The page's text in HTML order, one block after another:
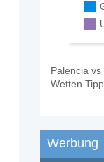
Palencia
Wetten
Werbung